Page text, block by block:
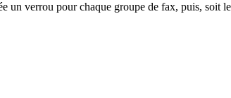
un verrou pour chaque groupe de fax, puis, soit